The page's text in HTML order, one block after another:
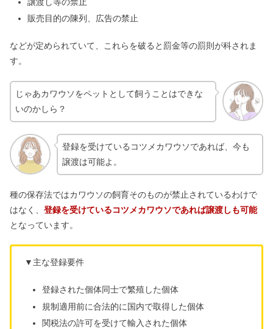
販売目的の陳列、広告の禁止
などが定められていて、これらを破ると罰金等の罰則が科されま
す。
じゃあカワウソをペットとして飼うことはできな
いのかしら？
登録を受けているコツメカワウソであれば、今も
譲渡は可能よ。
種の保存法ではカワウソの飼育そのものが禁止されているわけで
はなく、 登録を受けているコツメカワウソであれば譲渡しも可能
となっています。
▼主な登録要件
登録された個体同士で繁殖した個体
規制適用前に合法的に国内で取得した個体
関税法の許可を受けて輸入された個体